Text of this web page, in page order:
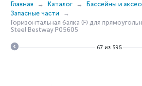
Главная Каталог
Бассейны и
Запасные части
Горизонтальная балка (F) для
Steel Bestway P05605
67 из 595